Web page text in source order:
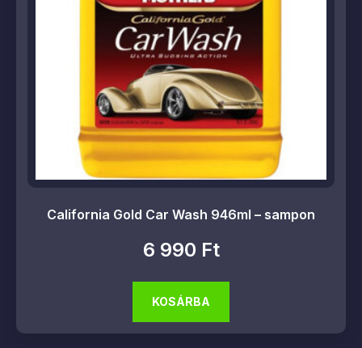
California Gold Car Wash 946ml – sampon
6 990 Ft
KOSÁRBA